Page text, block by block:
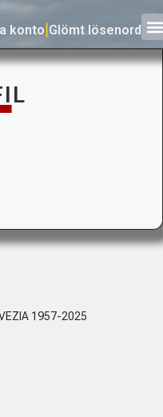
konto Glömt lösenord
1957-2025